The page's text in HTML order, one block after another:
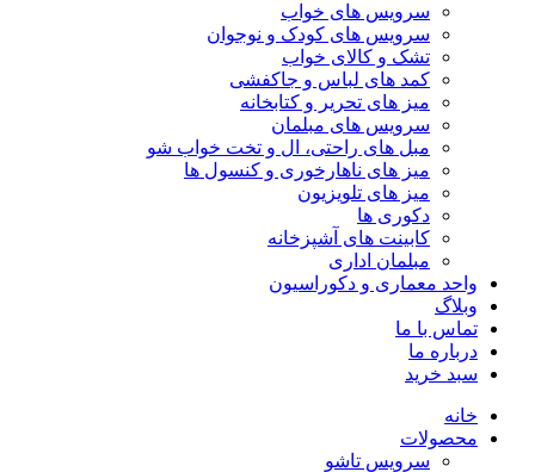
سرویس های خواب
سرویس های کودک و نوجوان
تشک و کالای خواب
کمد های لباس و جاکفشی
میز های تحریر و کتابخانه
سرویس های مبلمان
مبل های راحتی، ال و تخت خواب شو
میز های ناهارخوری و کنسول ها
میز های تلویزیون
دکوری ها
کابینت های آشپزخانه
مبلمان اداری
واحد معماری و دکوراسیون
وبلاگ
تماس با ما
درباره ما
سبد خرید
خانه
محصولات
سرویس تاشو